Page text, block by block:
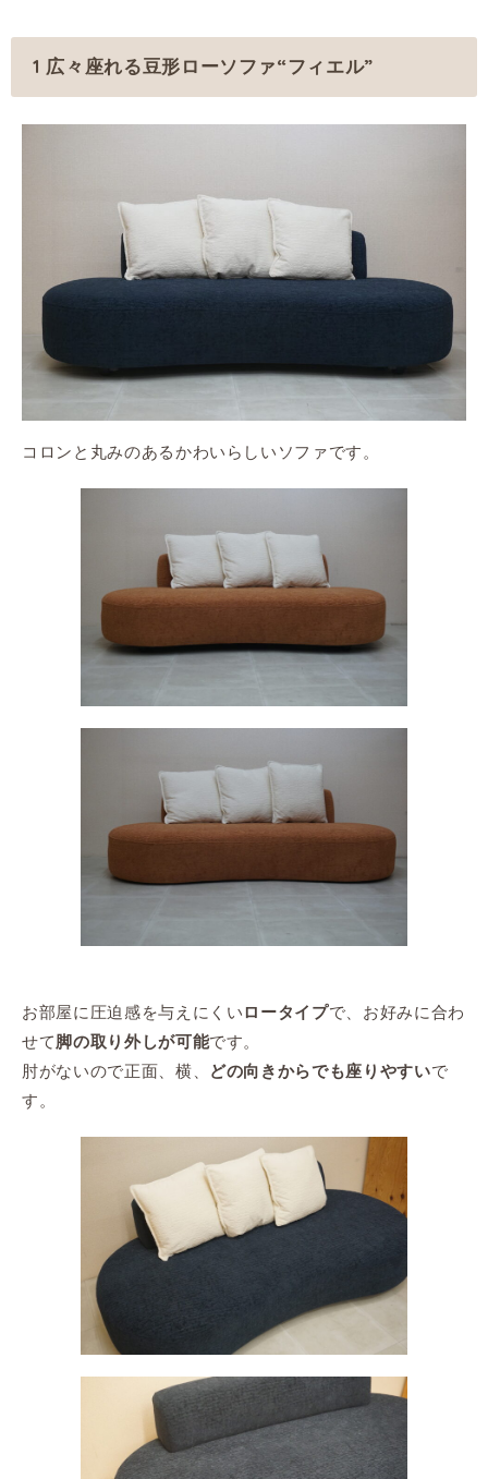
1 広々座れる豆形ローソファ“フィエル”
コロンと丸みのあるかわいらしいソファです。
お部屋に圧迫感を与えにくいロータイプで、お好みに合わ
せて脚の取り外しが可能です。
肘がないので正面、横、
どの向きからでも座りやすいで
す。